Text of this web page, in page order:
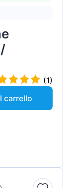
(1)
carrello